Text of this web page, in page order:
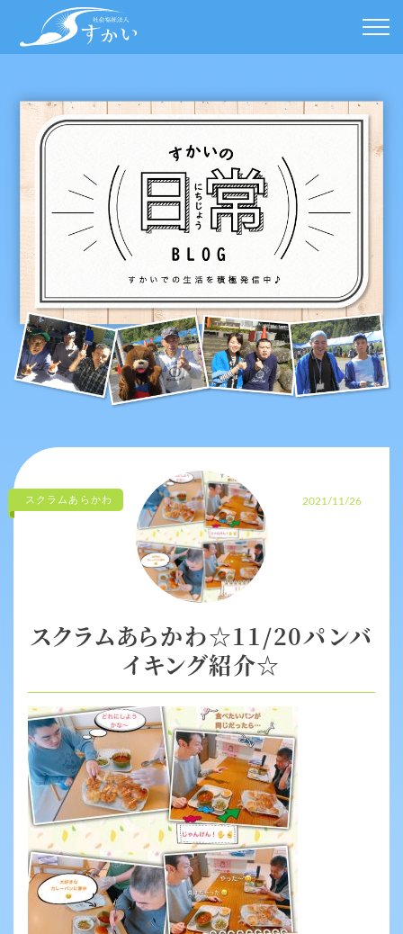
スクラムあらかわ 2021/11/26
スクラムあらかわ☆11/20パンバ
イキング紹介☆